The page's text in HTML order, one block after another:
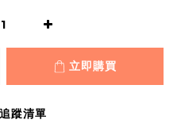
立即購買
蹤清單